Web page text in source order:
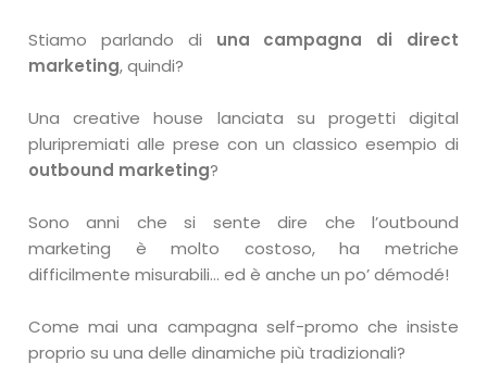
Stiamo parlando di una campagna di direct
marketing, quindi?
Una creative house lanciata su progetti digital
pluripremiati alle prese con un classico esempio di
outbound marketing?
Sono anni che si sente dire che l’outbound
marketing è molto costoso, ha metriche
difficilmente misurabili… ed è anche un po’ démodé!
Come mai una campagna self-promo che insiste
proprio su una delle dinamiche più tradizionali?